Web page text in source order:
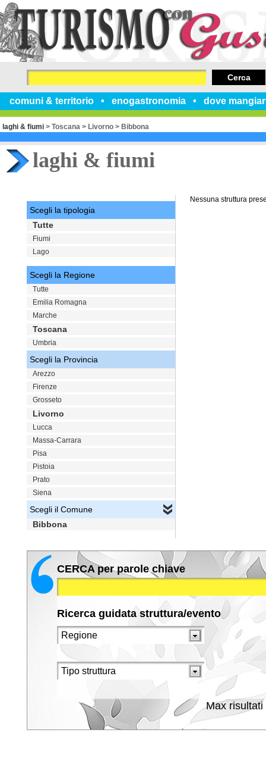
comuni & territorio enogastronomia dove
Cerca
laghi & fiumi > Toscana > Livorno > Bibbona
laghi & fiumi
Nessuna struttura
Scegli la tipologia
Tutte
Fiumi
Lago
Scegli la Regione
Tutte
Emilia Romagna
Marche
Toscana
Umbria
Scegli la Provincia
Arezzo
Firenze
Grosseto
Livorno
Lucca
Massa-Carrara
Pisa
Pistoia
Prato
Siena
Scegli il Comune
Bibbona
CERCA per parole chiave
Ricerca guidata struttura/evento
Max risultati